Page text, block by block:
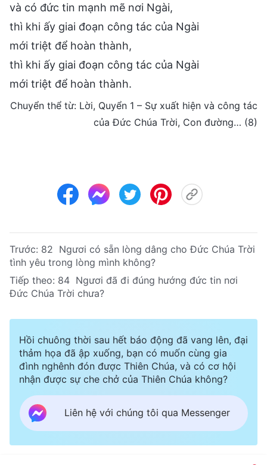
và có đức tin mạnh mẽ nơi Ngài,
thì khi ấy giai đoạn công tác của Ngài
mới triệt để hoàn thành,
thì khi ấy giai đoạn công tác của Ngài
mới triệt để hoàn thành.
Chuyển thể từ: Lời, Quyển 1 – Sự xuất hiện và công tác
của Đức Chúa Trời, Con đường… (8)
Trước: 82 Ngươi có sẵn lòng dâng cho Đức Chúa Trời
tình yêu trong lòng mình không?
Tiếp theo: 84 Ngươi đã đi đúng hướng đức tin nơi
Đức Chúa Trời chưa?
Hồi chuông thời sau hết báo động đã vang lên, đại
thảm họa đã ập xuống, bạn có muốn cùng gia
đình nghênh đón được Thiên Chúa, và có cơ hội
nhận được sự che chở của Thiên Chúa không?
Liên hệ với chúng tôi qua Messenger